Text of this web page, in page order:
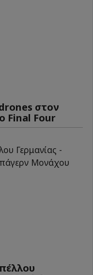
στον
Final Four